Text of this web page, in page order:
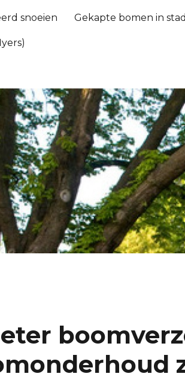
snoeien Gekapte bomen in